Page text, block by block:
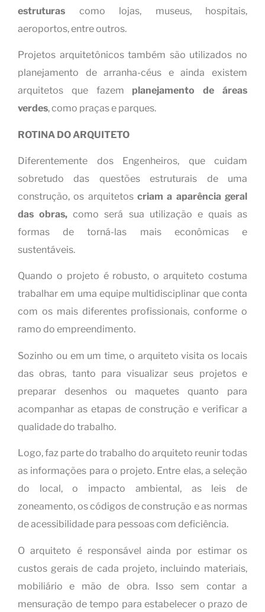
estruturas como lojas, museus, hospitais,
aeroportos, entre outros.
Projetos arquitetônicos também são utilizados no
planejamento de arranha-céus e ainda existem
arquitetos que fazem planejamento de áreas
verdes, como praças e parques.
ROTINA DO ARQUITETO
Diferentemente dos Engenheiros, que cuidam
sobretudo das questões estruturais de uma
construção, os arquitetoscriam a aparência geral
das obras, como será sua utilização e quais as
formas de torná-las mais econômicas e
sustentáveis.
Quando o projeto é robusto, o arquiteto costuma
trabalhar em uma equipe multidisciplinar que conta
com os mais diferentes profissionais, conforme o
ramo do empreendimento.
Sozinho ou em um time, o arquiteto visita os locais
das obras, tanto para visualizar seus projetos e
preparar desenhos ou maquetes quanto para
acompanhar as etapas de construção e verificar a
qualidade do trabalho.
Logo, faz parte do trabalho do arquiteto reunir todas
as informações para o projeto. Entre elas, a seleção
do local, o impacto ambiental, as leis de
zoneamento, os códigos de construção e as normas
de acessibilidade para pessoas com deficiência.
O arquiteto é responsável ainda por estimar os
custos gerais de cada projeto, incluindo materiais,
mobiliário e mão de obra. Isso sem contar a
mensuração de tempo para estabelecer o prazo de